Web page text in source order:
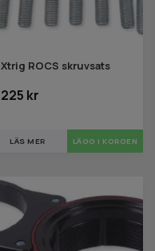
Xtrig ROCS skruvsats
225 kr
LÄS MER